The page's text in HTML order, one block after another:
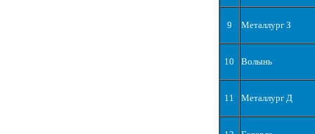
9 Металлург З
10 Волынь
11 Металлург Д